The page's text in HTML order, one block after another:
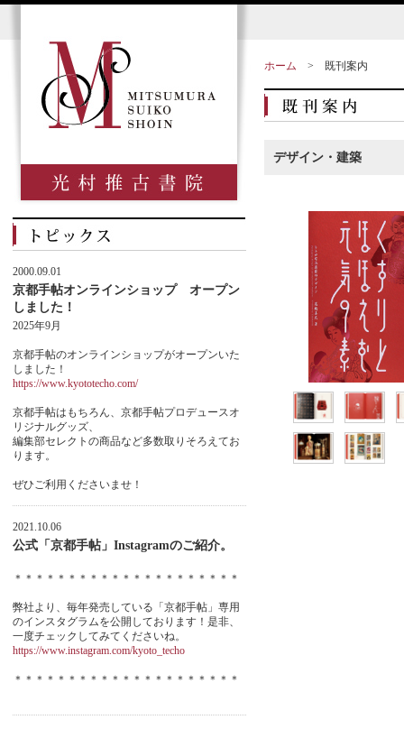
ホーム > 既刊案内
デザイン・建築
2000.09.01
京都手帖オンラインショップ オープン
しました！
2025年9月
京都手帖のオンラインショップがオープンいた
しました！
https://www.kyototecho.com/
京都手帖はもちろん、京都手帖プロデュースオ
リジナルグッズ、
編集部セレクトの商品など多数取りそろえてお
ります。
ぜひご利用くださいませ！
2021.10.06
公式「京都手帖」Instagramのご紹介。
＊＊＊＊＊＊＊＊＊＊＊＊＊＊＊＊＊＊＊＊＊
弊社より、毎年発売している「京都手帖」専用
のインスタグラムを公開しております！是非、
一度チェックしてみてくださいね。
https://www.instagram.com/kyoto_techo
＊＊＊＊＊＊＊＊＊＊＊＊＊＊＊＊＊＊＊＊＊